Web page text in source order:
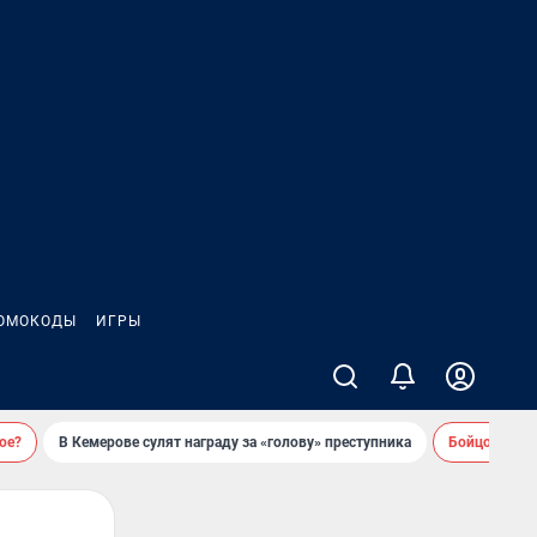
ИГРЫ
В Кемерове сулят награду за «голову» преступника Бойцовский